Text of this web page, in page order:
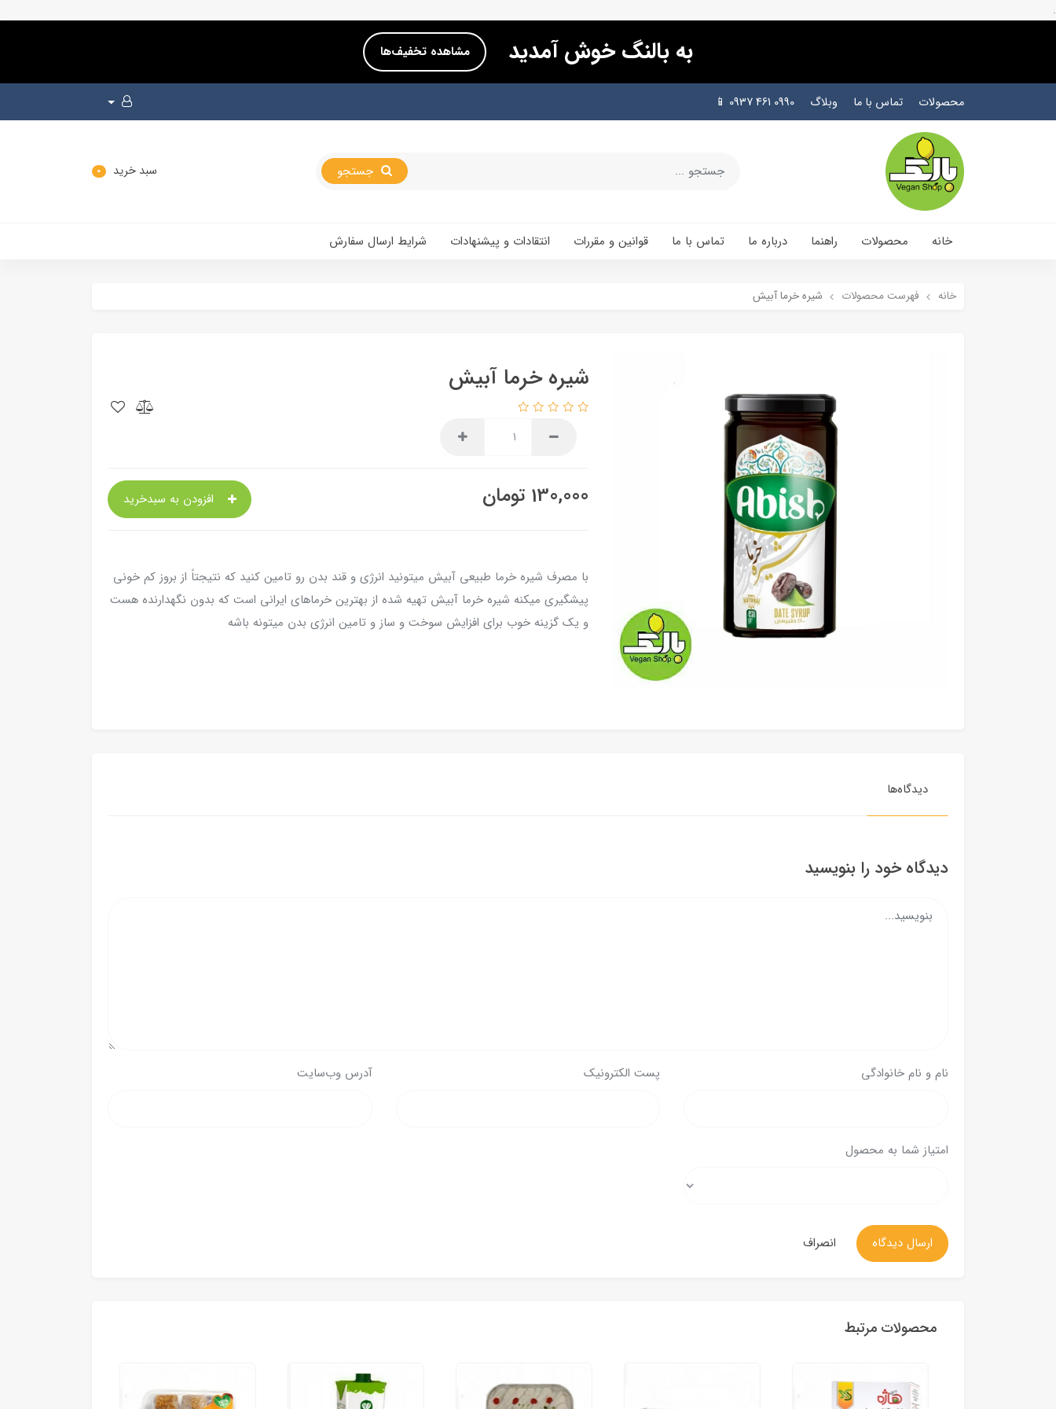
.
به بالنگ خوش آمدید مشاهده تخفیف‌ها
محصولات تماس با ما وبلاگ 0990 461 0937 📱
سبد خرید 0
خانه محصولات راهنما درباره ما تماس با ما قوانین و مقررات انتقادات و پیشنهادات شرایط ارسال سفارش
خانه فهرست محصولات شیره خرما آبیش
شیره خرما آبیش
130,000 تومان
با مصرف شیره خرما طبیعی آبیش میتونید انرژی و قند بدن رو تامین کنید که نتیجتاً از بروز کم خونی
پیشگیری میکنه شیره خرما آبیش تهیه شده از بهترین خرماهای ایرانی است که بدون نگهدارنده هست
و یک گزینه خوب برای افزایش سوخت و ساز و تامین انرژی بدن میتونه باشه
دیدگاه‌ها
دیدگاه خود را بنویسید
نام و نام خانوادگی پست الکترونیک آدرس وب‌سایت
امتیاز شما به محصول
ارسال دیدگاه انصراف
محصولات مرتبط